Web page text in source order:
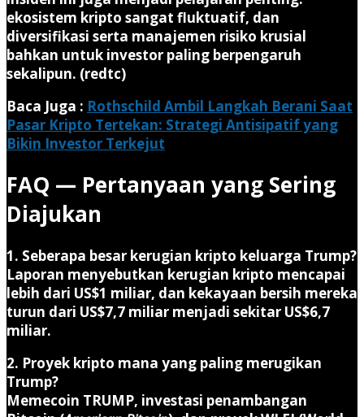
ekosistem kripto sangat fluktuatif, dan
diversifikasi serta manajemen risiko krusial
bahkan untuk investor paling berpengaruh
sekalipun. (redtc)
Baca Juga : Rothschild Ambil Langkah Berani Saat
Pasar Kripto Tertekan: Strategi Antisipatif yang
Bikin Investor Terkejut
FAQ — Pertanyaan yang Sering
Diajukan
1. Seberapa besar kerugian kripto keluarga Trump?
Laporan menyebutkan kerugian kripto mencapai
lebih dari US$1 miliar, dan kekayaan bersih mereka
turun dari US$7,7 miliar menjadi sekitar US$6,7
miliar.
2. Proyek kripto mana yang paling merugikan
Trump?
Memecoin TRUMP, investasi penambangan